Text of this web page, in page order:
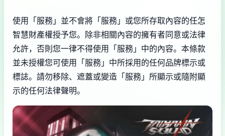
使用「服務」並不會將「服務」或您所存取內容的任怎
智慧財產權授予您。除非相關內容的擁有者同意或法律
允許，否則您一律不得使用「服務」中的內容。本條款
並未授權您可使用「服務」中所採用的任何品牌標示或
標誌。請勿移除、遮蓋或變造「服務」所顯示或隨附顯
示的任何法律聲明。